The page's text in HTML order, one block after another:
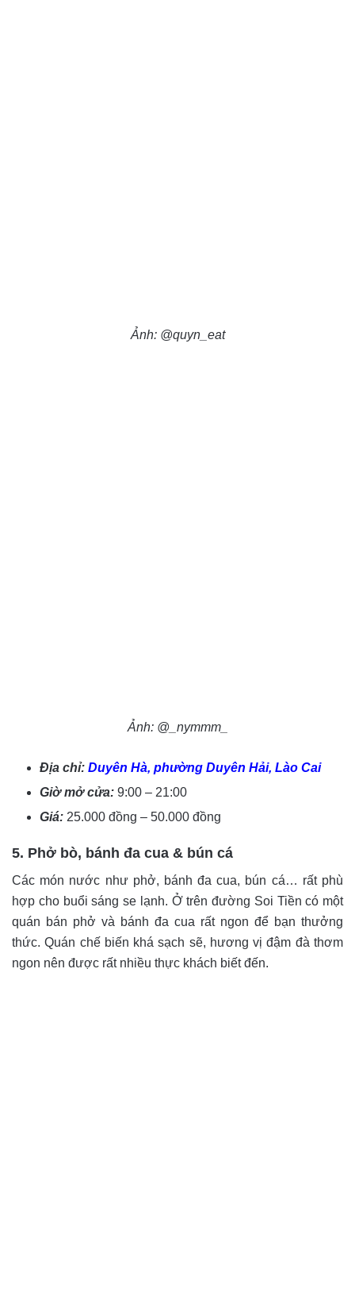
Ảnh: @quyn_eat
Ảnh: @_nymmm_
Địa chỉ: Duyên Hà, phường Duyên Hải, Lào Cai
Giờ mở cửa: 9:00 – 21:00
Giá: 25.000 đồng – 50.000 đồng
5. Phở bò, bánh đa cua & bún cá
Các món nước như phở, bánh đa cua, bún cá… rất phù
hợp cho buổi sáng se lạnh. Ở trên đường Soi Tiền có một
quán bán phở và bánh đa cua rất ngon để bạn thưởng
thức. Quán chế biến khá sạch sẽ, hương vị đậm đà thơm
ngon nên được rất nhiều thực khách biết đến.